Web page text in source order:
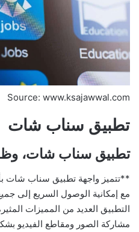
Source: www.ksajawwal.com
تطبيق سناب شات
تطبيق سناب شات،
**تتميز واجهة تطبيق سناب شات
مع إمكانية الوصول السريع إلى
التطبيق العديد من المميزات
مشاركة الصور ومقاطع الفيديو